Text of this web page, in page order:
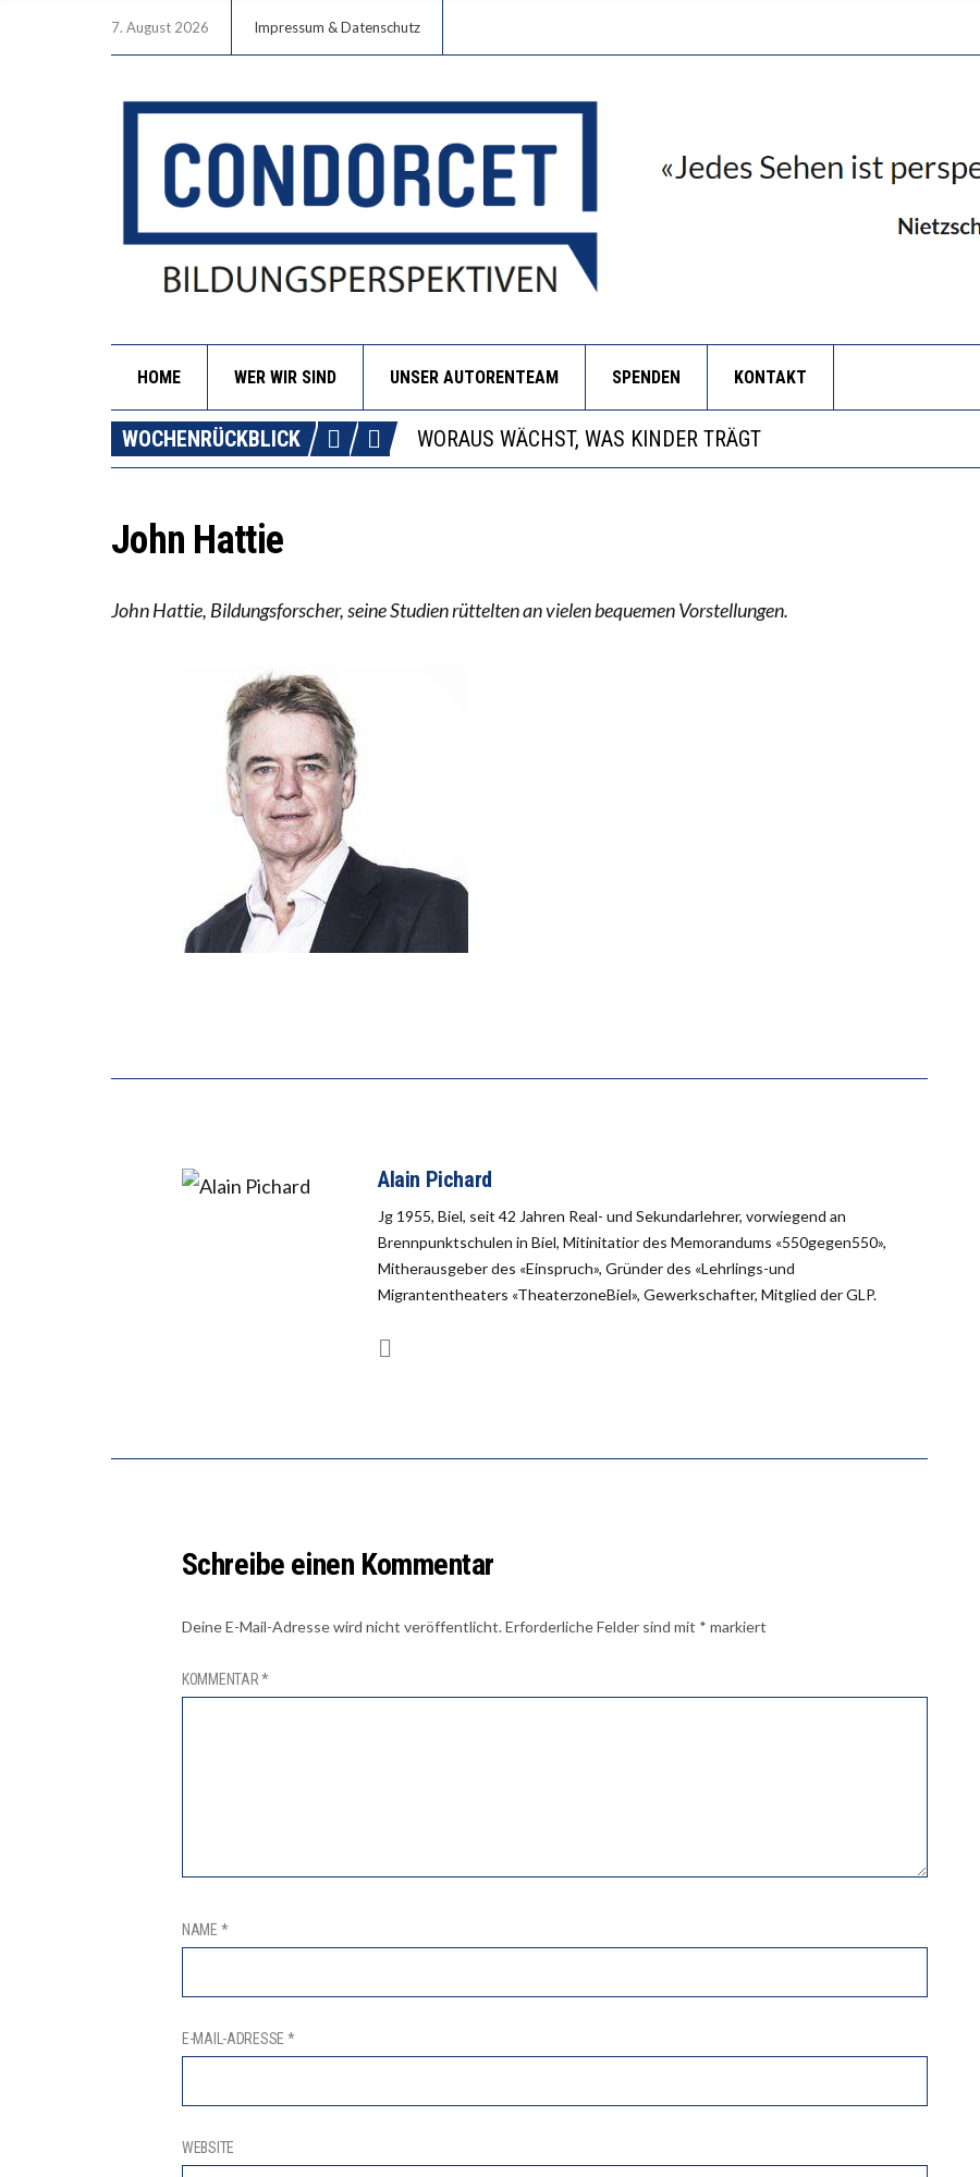
7. August 2026 Impressum & Datenschutz
HOME WER WIR SIND UNSER AUTORENTEAM SPENDEN KONTAKT
WOCHENRÜCKBLICK
DIE GANZE HILFLOSIGKEIT DES BILDUNGSBÜRGERTUMS
WORAUS WÄCHST, WAS KINDER TRÄGT
“WIR BEOBACHTEN EINEN REGELRECHTEN STURZFLUG BEI
John Hattie
John Hattie, Bildungsforscher, seine Studien rüttelten an vielen bequemen Vorstellungen.
Alain Pichard
Jg 1955, Biel, seit 42 Jahren Real- und Sekundarlehrer, vorwiegend an
Brennpunktschulen in Biel, Mitinitatior des Memorandums «550gegen550»,
Mitherausgeber des «Einspruch», Gründer des «Lehrlings-und
Migrantentheaters «TheaterzoneBiel», Gewerkschafter, Mitglied der GLP.
Schreibe einen Kommentar
Deine E-Mail-Adresse wird nicht veröffentlicht.Erforderliche Felder sind mit * markiert
KOMMENTAR*
NAME *
E-MAIL-ADRESSE *
WEBSITE